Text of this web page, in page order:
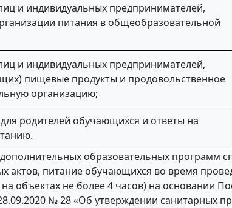
и индивидуальных предпринимателей,
питания в общеобразовательной
и индивидуальных предпринимателей,
пищевые продукты и продовольственное
организацию;
родителей обучающихся и ответы на
образовательных программ
актов, питание обучающихся во время
объектах не более 4 часов) на основании
№ 28 «Об утверждении санитарных